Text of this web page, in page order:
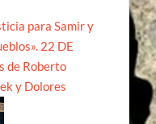
para Samir y
22 DE
de Roberto
y Dolores